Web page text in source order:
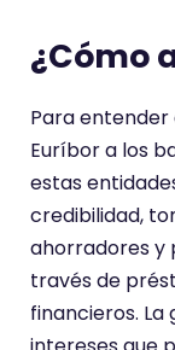
¿Cómo
Para
Euríbor a los
estas
credibilidad,
ahorradores y
través de
financieros.